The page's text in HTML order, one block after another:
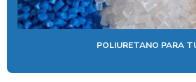
POLIURETANO PARA